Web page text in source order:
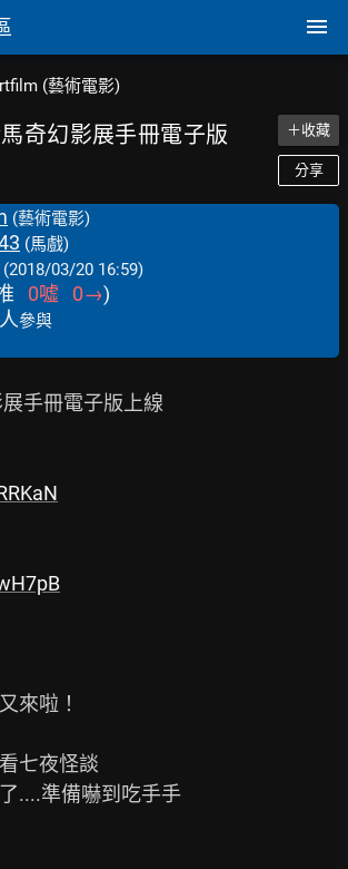
(藝術電影)
奇幻影展手冊電子版 ＋收藏
分享
(藝術電影)
(馬戲)
(2018/03/20 16:59)
0噓 0→)
參與
手冊電子版上線
來啦！
七夜怪談
....準備嚇到吃手手